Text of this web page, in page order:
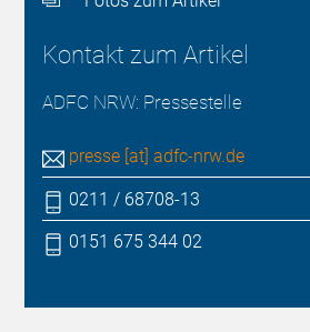
Kontakt zum Artikel
ADFC NRW: Pressestelle
presse [at] adfc-nrw.de
0211 / 68708-13
0151 675 344 02